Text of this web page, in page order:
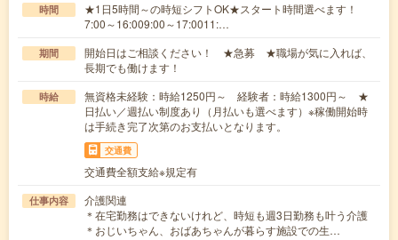
時間
★1日5時間～の時短シフトOK★スタート時間選べます！
7:00～16:009:00～17:0011:…
期間
開始日はご相談ください！ ★急募 ★職場が気に入れば、
長期でも働けます！
時給
無資格未経験：時給1250円～ 経験者：時給1300円～ ★
日払い／週払い制度あり（月払いも選べます）※稼働開始時
は手続き完了次第のお支払いとなります。
交通費
交通費全額支給※規定有
仕事内容
介護関連
＊在宅勤務はできないけれど、時短も週3日勤務も叶う介護
＊おじいちゃん、おばあちゃんが暮らす施設での生…